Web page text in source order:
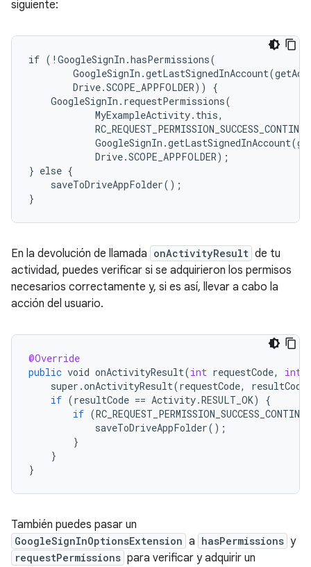
siguiente:
if (!GoogleSignIn.hasPermissions(
        Drive.SCOPE_APPFOLDER)) {
    GoogleSignIn.requestPermissions(
            MyExampleActivity.this,
            Drive.SCOPE_APPFOLDER);
} else {
    saveToDriveAppFolder();
En la devolución de llamada onActivityResult de tu
actividad, puedes verificar si se adquirieron los permisos
necesarios correctamente y, si es así, llevar a cabo la
acción del usuario.
@Override
public void onActivityResult(int requestCode, int
super .onActivityResult(requestCode, resultCode
if (resultCode == Activity.RESULT_OK)
{
if (
saveToDriveAppFolder();
}
}
}
También puedes pasar un
GoogleSignInOptionsExtension a hasPermissions y
requestPermissions para verificar y adquirir un